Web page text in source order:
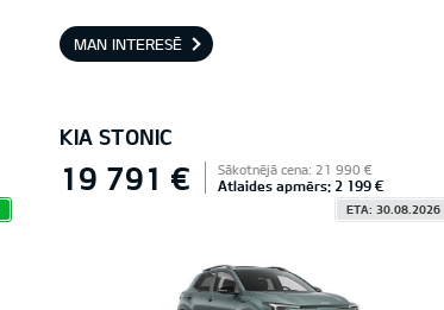
MAN INTERESĒ
KIA STONIC
19 791 € Sākotnējā cena: 21 990 €
Atlaides apmērs: 2 199 €
ETA: 30.08.2026